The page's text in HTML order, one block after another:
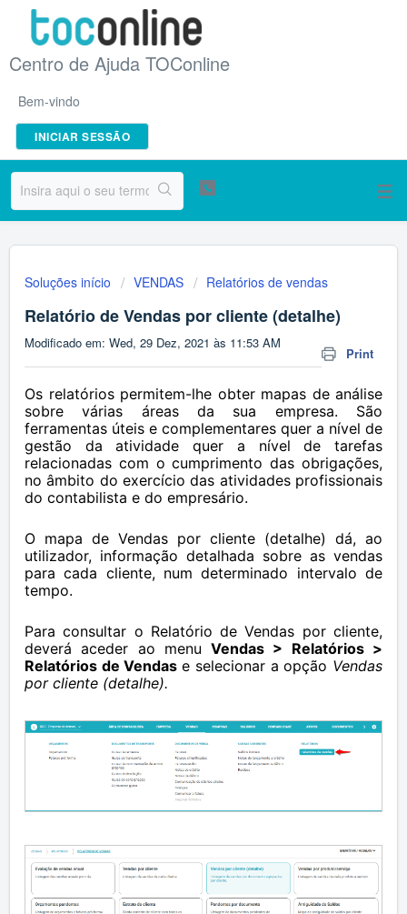
Centro de Ajuda TOConline
Bem-vindo
INICIAR SESSÃO
Soluções início VENDAS Relatórios de vendas
Relatório de Vendas por cliente (detalhe)
Print
Modificado em: Wed, 29 Dez, 2021 às 11:53 AM
Os relatórios permitem-lhe obter mapas de análise
sobre várias áreas da sua empresa. São
ferramentas úteis e complementares quer a nível de
gestão da atividade quer a nível de tarefas
relacionadas com o cumprimento das obrigações,
no âmbito do exercício das atividades profissionais
do contabilista e do empresário.
O mapa de Vendas por cliente (detalhe) dá, ao
utilizador, informação detalhada sobre as vendas
para cada cliente, num determinado intervalo de
tempo.
Para consultar o Relatório de Vendas por cliente,
deverá aceder ao menuVendas > Relatórios >
Relatórios de Vendase selecionar a opção Vendas
por cliente (detalhe).